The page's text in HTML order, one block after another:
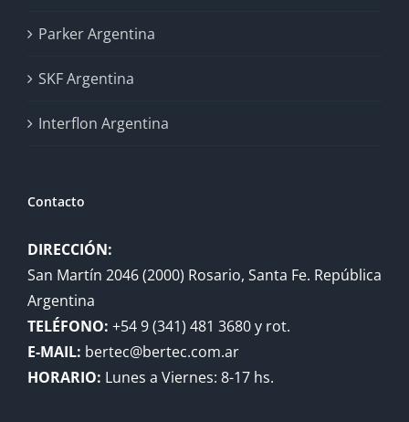
Parker Argentina
SKF Argentina
Interflon Argentina
Contacto
DIRECCIÓN:
San Martín 2046 (2000) Rosario, Santa Fe. República
Argentina
TELÉFONO: +54 9 (341) 481 3680 y rot.
E-MAIL: bertec@bertec.com.ar
HORARIO: Lunes a Viernes: 8-17 hs.